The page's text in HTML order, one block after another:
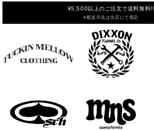
¥5,500以上のご注文で送料無料!!
※配送方法は当店にて指定